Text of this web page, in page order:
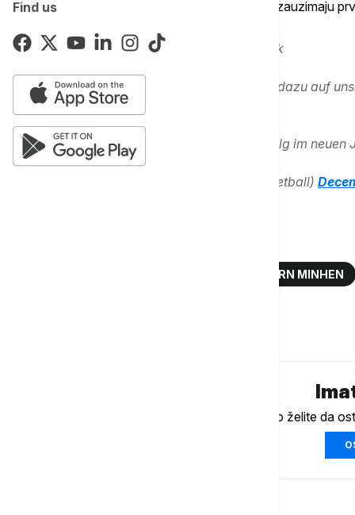
Find usprvenstvu su znatno bolji i sa skorom 9-1 zauzimaju
🚨 Coach Svetislav Pešić kehrt zurück
Er übernimmt bis Saisonende - Mehr dazu auf
📰https://t.co/WkTuk1tvxa
_____@freelanceDE wünscht viel Erfolg im neuen
pic.twitter.com/7lWDrxWACX
— FC Bayern Basketball (@FCBBasketball)
KK BAJERN MINHEN
Ukoliko želite da